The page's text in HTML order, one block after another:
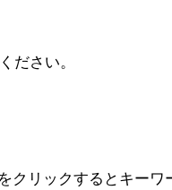
ださい。
クリックするとキー